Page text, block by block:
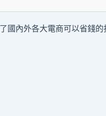
國內外各大電商可以省錢的